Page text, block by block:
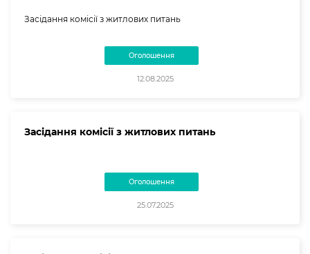
Засідання комісії з житлових питань
Оголошення
12.08.2025
Засідання комісії з житлових питань
Оголошення
25.07.2025